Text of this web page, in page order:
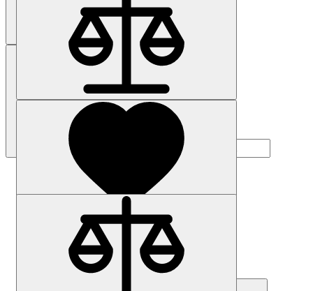
Наличие: уточняйте
Код товара: 49698-01
6ED1055-1MM00-0BA0